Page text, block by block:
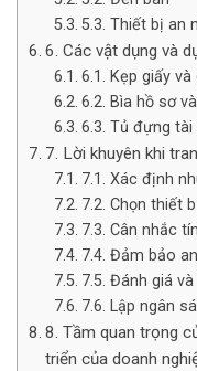
5.3. Thiết bị an
6. Các vật dụng và
6.1. Kẹp giấy
6.2. Bìa hồ sơ
6.3. Tủ đựng tài
7. Lời khuyên khi
7.1. Xác định
7.2. Chọn thiết
7.3. Cân nhắc
7.4. Đảm bảo
7.5. Đánh giá
7.6. Lập ngân
8. Tầm quan trọng
triển của doanh